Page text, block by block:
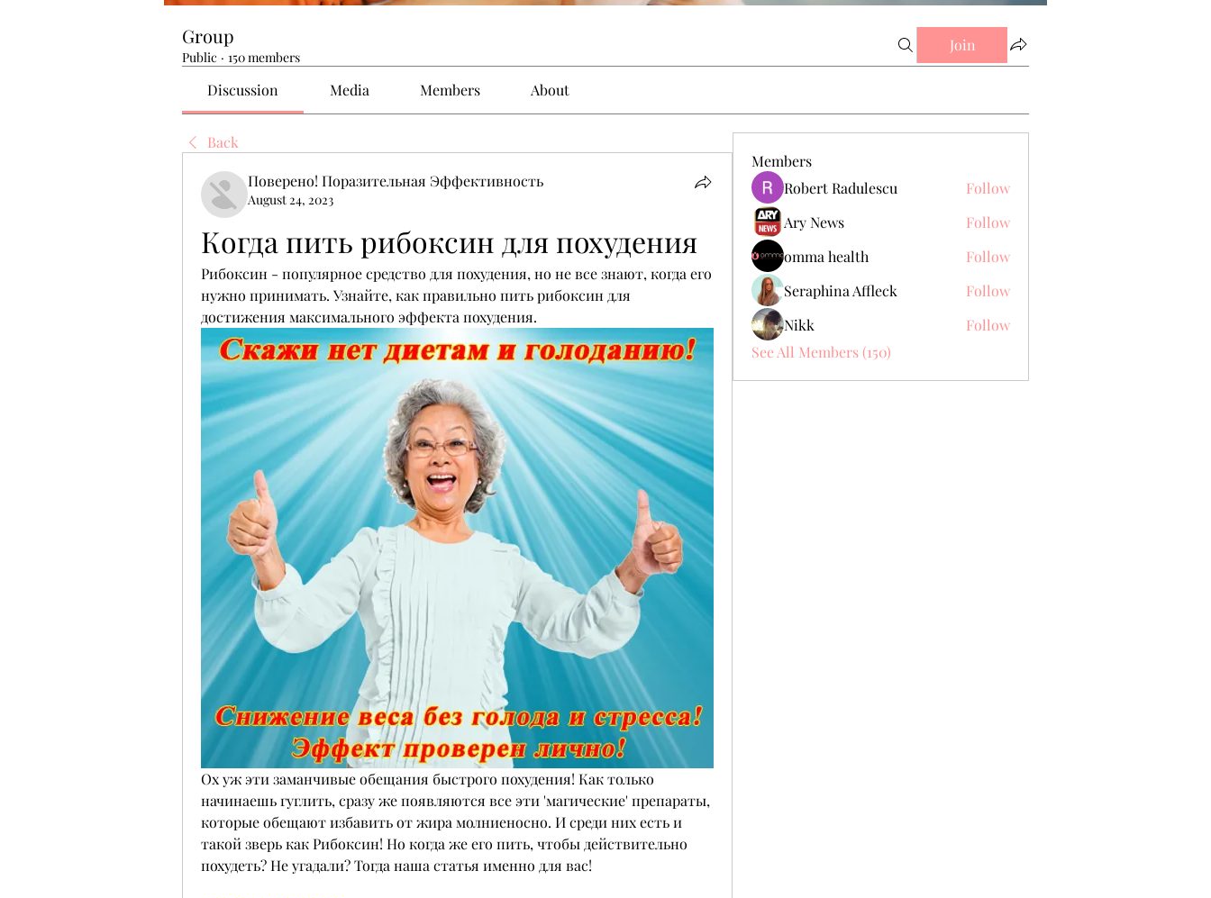
Group
Public · 150 members
Join
Discussion Media Members About
Back
Поверено! Поразительная Эффективность
August 24, 2023
Когда пить рибоксин для похудения
Рибоксин - популярное средство для похудения, но не все знают, когда его
нужно принимать. Узнайте, как правильно пить рибоксин для
достижения максимального эффекта похудения.
Ох уж эти заманчивые обещания быстрого похудения! Как только
начинаешь гуглить, сразу же появляются все эти 'магические' препараты,
которые обещают избавить от жира молниеносно. И среди них есть и
такой зверь как Рибоксин! Но когда же его пить, чтобы действительно
похудеть? Не угадали? Тогда наша статья именно для вас!
Members
Robert Radulescu
Follow
Ary News
Follow
omma health
Follow
Seraphina Affleck
Follow
Nikk
Follow
See All Members (150)